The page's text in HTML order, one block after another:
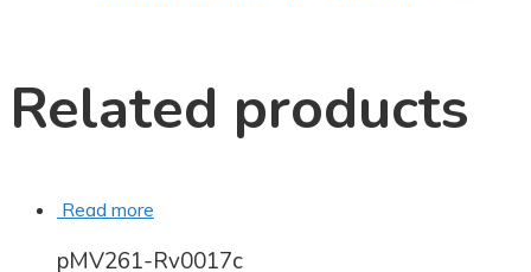
Related products
Read more
pMV261-Rv0017c